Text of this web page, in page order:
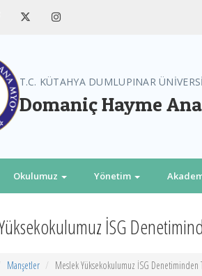
T.C. KÜTAHYA DUMLUPINAR
Domaniç Hayme
Okulumuz Yönetim
İSG
Manşetler Meslek Yüksekokulumuz İSG Denetiminden